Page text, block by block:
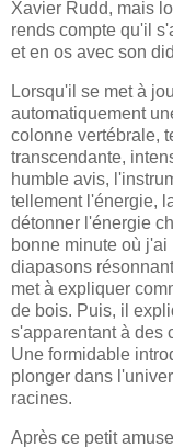
Xavier Rudd, mais
rends compte qu'il
et en os avec son
Lorsqu'il se met à
automatiquement
colonne vertébrale,
transcendante,
humble avis,
tellement l'énergie,
détonner l'énergie
bonne minute où
diapasons
met à expliquer
de bois. Puis, il
s'apparentant à des
Une formidable
plonger dans
racines.
Après ce petit